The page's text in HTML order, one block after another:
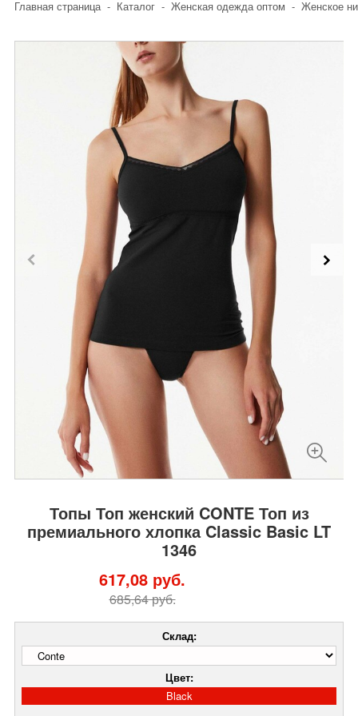
Главная страница - Каталог - Женская одежда оптом - Женское
Топы Топ женский CONTE Топ из
премиального хлопка Classic Basic LT
1346
685,64 руб.
617,08 руб.
Склад:
Цвет:
Black